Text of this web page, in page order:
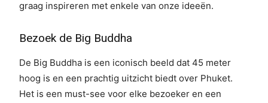
graag inspireren met enkele van onze ideeën.
Bezoek de Big Buddha
De Big Buddha is een iconisch beeld dat 45 meter
hoog is en een prachtig uitzicht biedt over Phuket.
Het is een must-see voor elke bezoeker en een